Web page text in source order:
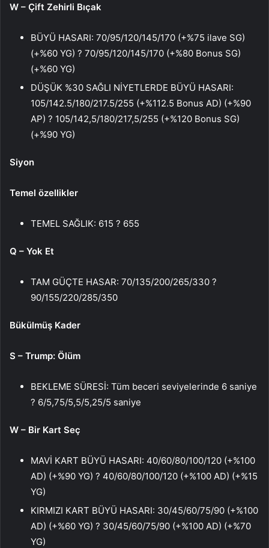
W – Çift Zehirli Bıçak
BÜYÜ HASARI: 70/95/120/145/170 (+%75 ilave SG)
(+%60 YG) ? 70/95/120/145/170 (+%80 Bonus SG)
(+%60 YG)
DÜŞÜK %30 SAĞLI NİYETLERDE BÜYÜ HASARI:
105/142.5/180/217.5/255 (+%112.5 ​​Bonus AD) (+%90
AP) ? 105/142,5/180/217,5/255 (+%120 Bonus SG)
(+%90 YG)
Siyon
Temel özellikler
TEMEL SAĞLIK: 615 ? 655
Q – Yok Et
TAM GÜÇTE HASAR: 70/135/200/265/330 ?
90/155/220/285/350
Bükülmüş Kader
S – Trump: Ölüm
BEKLEME SÜRESİ: Tüm beceri seviyelerinde 6 saniye
? 6/5,75/5,5/5,25/5 saniye
W – Bir Kart Seç
MAVİ KART BÜYÜ HASARI: 40/60/80/100/120 (+%100
AD) (+%90 YG) ? 40/60/80/100/120 (+%100 AD) (+%15
YG)
KIRMIZI KART BÜYÜ HASARI: 30/45/60/75/90 (+%100
AD) (+%60 YG) ? 30/45/60/75/90 (+%100 AD) (+%70
YG)